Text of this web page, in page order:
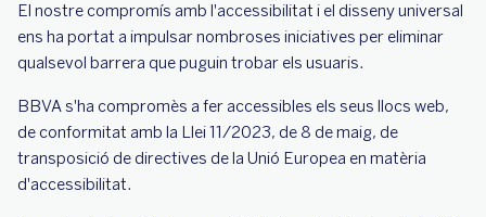
El nostre compromís amb l'accessibilitat i el disseny universal
ens ha portat a impulsar nombroses iniciatives per eliminar
qualsevol barrera que puguin trobar els usuaris.
BBVA s'ha compromès a fer accessibles els seus llocs web,
de conformitat amb la Llei 11/2023, de 8 de maig, de
transposició de directives de la Unió Europea en matèria
d'accessibilitat.